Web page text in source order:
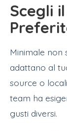
Scegli
Minimale non
adattano al
source o
team ha
gusti diversi.